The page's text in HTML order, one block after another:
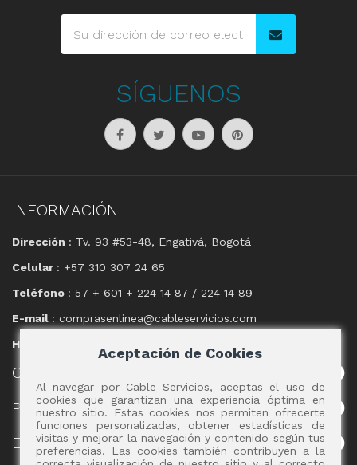
SÍGUENOS
INFORMACIÓN
Dirección : Tv. 93 #53-48, Engativá, Bogotá
Celular : +57 310 307 24 65
Teléfono : 57 + 601 + 224 14 87 / 224 14 89
E-mail : comprasenlinea@cableservicios.com
Horario
CABLE
POLÍTICAS
EVENTOS
Aceptación de Cookies
Al navegar por Cable Servicios, aceptas el uso de
cookies que garantizan una experiencia óptima en
nuestro sitio. Estas cookies nos permiten ofrecerte
funciones personalizadas, obtener estadísticas de
visitas y mejorar la navegación y contenido según tus
preferencias. Las cookies también contribuyen a la